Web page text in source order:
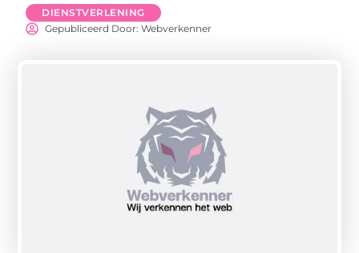
DIENSTVERLENING
Gepubliceerd Door: Webverkenner